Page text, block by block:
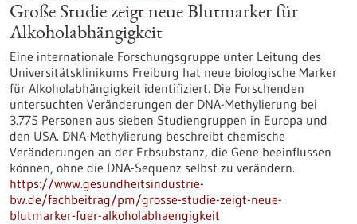
Große Studie zeigt neue Blutmarker für
Alkoholabhängigkeit
Eine internationale Forschungsgruppe unter Leitung des
Universitätsklinikums Freiburg hat neue biologische Marker
für Alkoholabhängigkeit identifiziert. Die Forschenden
untersuchten Veränderungen der DNA-Methylierung bei
3.775 Personen aus sieben Studiengruppen in Europa und
den USA. DNA-Methylierung beschreibt chemische
Veränderungen an der Erbsubstanz, die Gene beeinflussen
können, ohne die DNA-Sequenz selbst zu verändern.
https://www.gesundheitsindustrie-
bw.de/fachbeitrag/pm/grosse-studie-zeigt-neue-
blutmarker-fuer-alkoholabhaengigkeit